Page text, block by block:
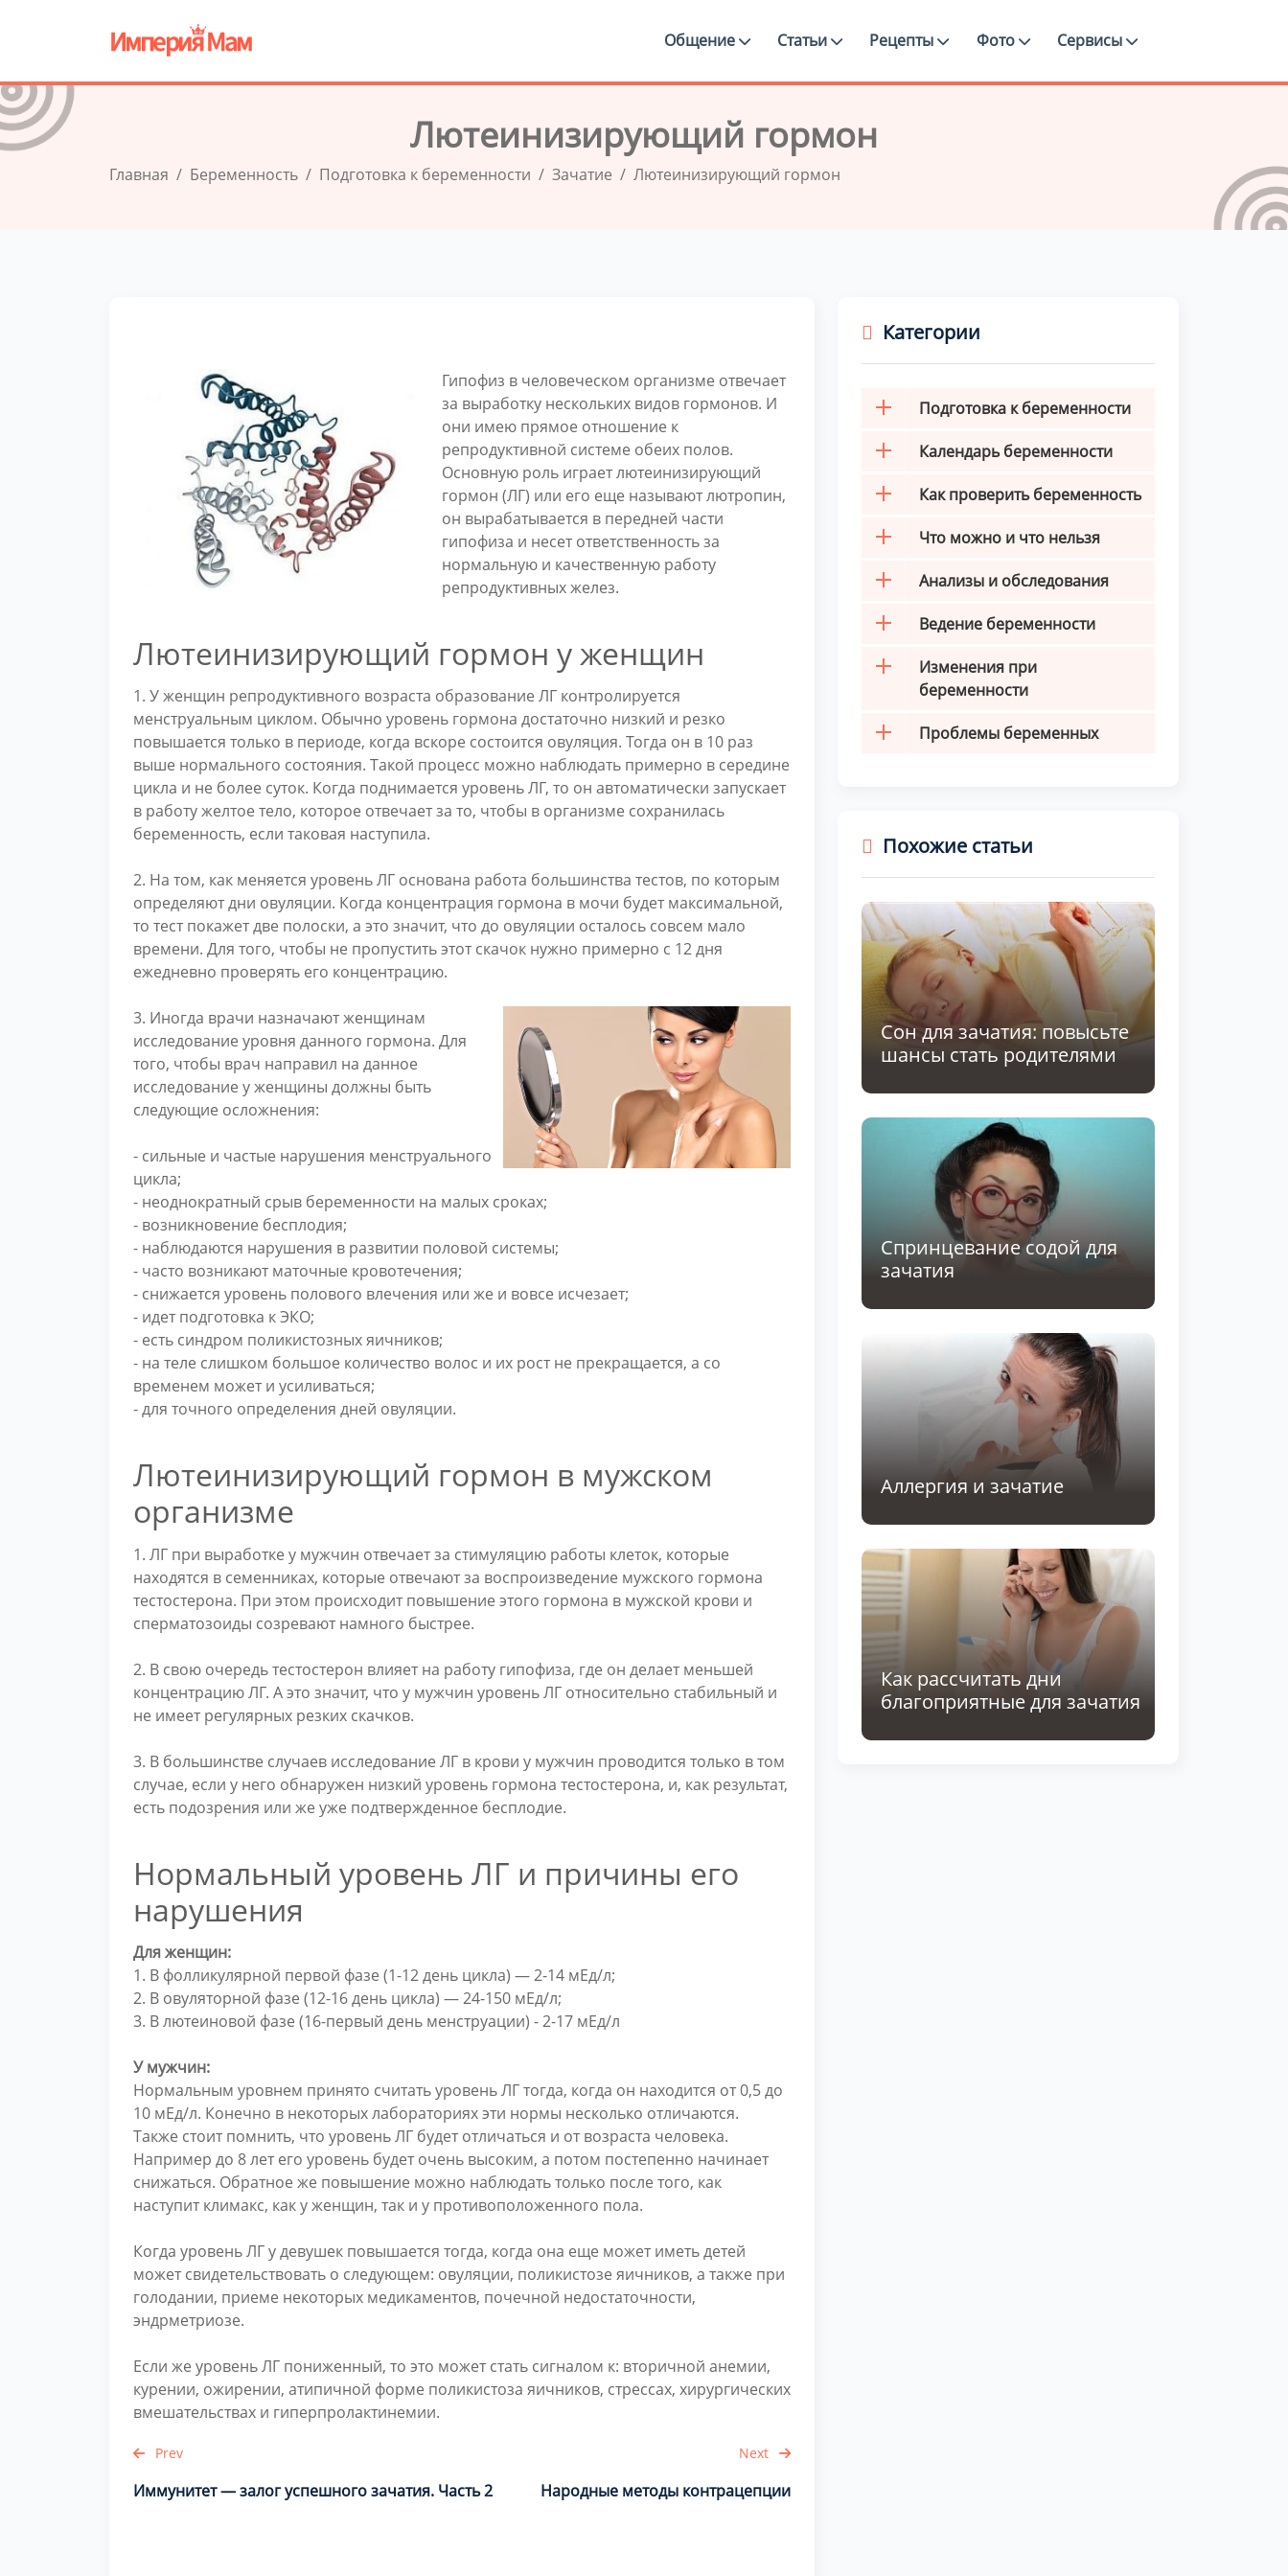
Общение Статьи Рецепты Фото Сервисы
Лютеинизирующий гормон
Главная Беременность Подготовка к беременности Зачатие Лютеинизирующий гормон
Гипофиз в человеческом организме отвечает
за выработку нескольких видов гормонов. И
они имею прямое отношение к
репродуктивной системе обеих полов.
Основную роль играет лютеинизирующий
гормон (ЛГ) или его еще называют лютропин,
он вырабатывается в передней части
гипофиза и несет ответственность за
нормальную и качественную работу
репродуктивных желез.
Лютеинизирующий гормон у женщин
1. У женщин репродуктивного возраста образование ЛГ контролируется
менструальным циклом. Обычно уровень гормона достаточно низкий и резко
повышается только в периоде, когда вскоре состоится овуляция. Тогда он в 10 раз
выше нормального состояния. Такой процесс можно наблюдать примерно в середине
цикла и не более суток. Когда поднимается уровень ЛГ, то он автоматически запускает
в работу желтое тело, которое отвечает за то, чтобы в организме сохранилась
беременность, если таковая наступила.
2. На том, как меняется уровень ЛГ основана работа большинства тестов, по которым
определяют дни овуляции. Когда концентрация гормона в мочи будет максимальной,
то тест покажет две полоски, а это значит, что до овуляции осталось совсем мало
времени. Для того, чтобы не пропустить этот скачок нужно примерно с 12 дня
ежедневно проверять его концентрацию.
3. Иногда врачи назначают женщинам
исследование уровня данного гормона. Для
того, чтобы врач направил на данное
исследование у женщины должны быть
следующие осложнения:
- сильные и частые нарушения менструального
цикла;
- неоднократный срыв беременности на малых сроках;
- возникновение бесплодия;
- наблюдаются нарушения в развитии половой системы;
- часто возникают маточные кровотечения;
- снижается уровень полового влечения или же и вовсе исчезает;
- идет подготовка к ЭКО;
- есть синдром поликистозных яичников;
- на теле слишком большое количество волос и их рост не прекращается, а со
временем может и усиливаться;
- для точного определения дней овуляции.
Лютеинизирующий гормон в мужском
организме
1. ЛГ при выработке у мужчин отвечает за стимуляцию работы клеток, которые
находятся в семенниках, которые отвечают за воспроизведение мужского гормона
тестостерона. При этом происходит повышение этого гормона в мужской крови и
сперматозоиды созревают намного быстрее.
2. В свою очередь тестостерон влияет на работу гипофиза, где он делает меньшей
концентрацию ЛГ. А это значит, что у мужчин уровень ЛГ относительно стабильный и
не имеет регулярных резких скачков.
3. В большинстве случаев исследование ЛГ в крови у мужчин проводится только в том
случае, если у него обнаружен низкий уровень гормона тестостерона, и, как результат,
есть подозрения или же уже подтвержденное бесплодие.
Нормальный уровень ЛГ и причины его
нарушения
Для женщин:
1. В фолликулярной первой фазе (1-12 день цикла) — 2-14 мЕд/л;
2. В овуляторной фазе (12-16 день цикла) — 24-150 мЕд/л;
3. В лютеиновой фазе (16-первый день менструации) - 2-17 мЕд/л
У мужчин:
Нормальным уровнем принято считать уровень ЛГ тогда, когда он находится от 0,5 до
10 мЕд/л. Конечно в некоторых лабораториях эти нормы несколько отличаются.
Также стоит помнить, что уровень ЛГ будет отличаться и от возраста человека.
Например до 8 лет его уровень будет очень высоким, а потом постепенно начинает
снижаться. Обратное же повышение можно наблюдать только после того, как
наступит климакс, как у женщин, так и у противоположенного пола.
Когда уровень ЛГ у девушек повышается тогда, когда она еще может иметь детей
может свидетельствовать о следующем: овуляции, поликистозе яичников, а также при
голодании, приеме некоторых медикаментов, почечной недостаточности,
эндрметриозе.
Если же уровень ЛГ пониженный, то это может стать сигналом к: вторичной анемии,
курении, ожирении, атипичной форме поликистоза яичников, стрессах, хирургических
вмешательствах и гиперпролактинемии.
Prev
Иммунитет — залог успешного зачатия. Часть 2
Next
Народные методы контрацепции
Категории
Подготовка к беременности
Календарь беременности
Как проверить беременность
Что можно и что нельзя
Анализы и обследования
Ведение беременности
Изменения при
беременности
Проблемы беременных
Похожие статьи
Сон для зачатия: повысьте
шансы стать родителями
Спринцевание содой для
зачатия
Аллергия и зачатие
Как рассчитать дни
благоприятные для зачатия